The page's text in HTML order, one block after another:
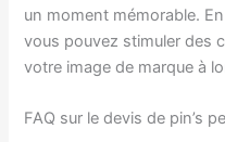
un moment mémorable.
vous pouvez stimuler des
votre image de marque à
FAQ sur le devis de pin’s